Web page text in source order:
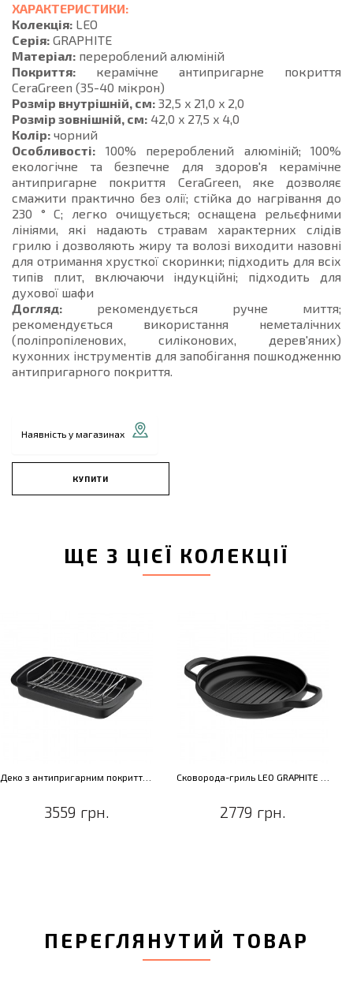
ХАРАКТЕРИСТИКИ:
Колекція: LEO
Серія: GRAPHITE
Матеріал: перероблений алюміній
Покриття: керамічне антипригарне покриття
CeraGreen (35-40 мікрон)
Розмір внутрішній, см: 32,5 x 21,0 x 2,0
Розмір зовнішній, см: 42,0 x 27,5 x 4,0
Колір: чорний
Особливості: 100% перероблений алюміній; 100%
екологічне та безпечне для здоров'я керамічне
антипригарне покриття CeraGreen, яке дозволяє
смажити практично без олії; стійка до нагрівання до
230 ° C; легко очищується; оснащена рельєфними
лініями, які надають стравам характерних слідів
грилю і дозволяють жиру та волозі виходити назовні
для отримання хрусткої скоринки; підходить для всіх
типів плит, включаючи індукційні; підходить для
духової шафи
Догляд: рекомендується ручне миття;
рекомендується використання неметалічних
(поліпропіленових, силіконових, дерев'яних)
кухонних інструментів для запобігання пошкодженню
антипригарного покриття.
Наявність у магазинах
КУПИТИ
ЩЕ З ЦІЄЇ КОЛЕКЦІЇ
3559 грн. 2779 грн.
ПЕРЕГЛЯНУТИЙ ТОВАР